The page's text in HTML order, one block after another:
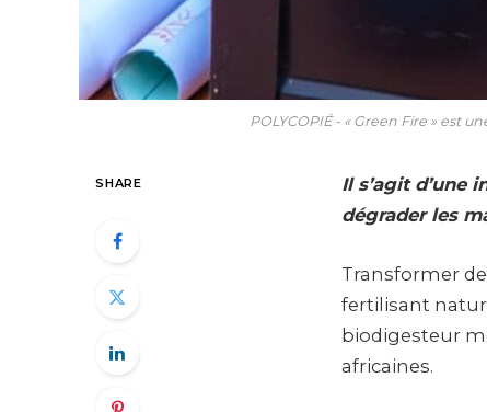
POLYCOPIÉ - « Green Fire » est
SHARE
Il s’agit d’une
dégrader les
Transformer
fertilisant
biodigesteur
africaines.